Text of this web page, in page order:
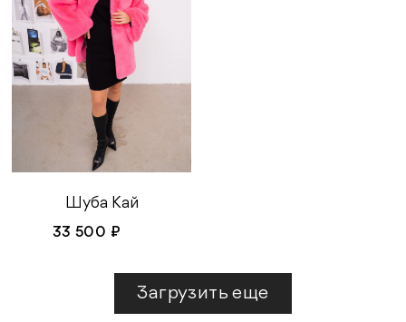
Шуба Кай
33 500 ₽
Загрузить еще